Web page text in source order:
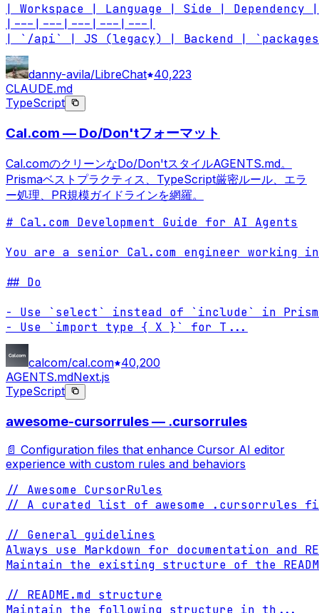
| Workspace | Language | Side | Dependency
|---|---|---|---|---|
| `/api` | JS (legacy) | Backend |
danny-avila/LibreChat 40,223
CLAUDE.md
TypeScript
Cal.com — Do/Don'tフォーマット
Cal.comのクリーンなDo/Don'tスタイルAGENTS.md。
Prismaベストプラクティス、TypeScript厳密ルール、エラ
ー処理、PR規模ガイドラインを網羅。
# Cal.com Development Guide for AI Agents
You are a senior Cal.com engineer
## Do
- Use `select` instead of `include` in
- Use `import type { X }` for T ...
calcom/cal.com 40,200
AGENTS.mdNext.js
TypeScript
awesome-cursorrules — .cursorrules
📄 Configuration files that enhance Cursor AI editor
experience with custom rules and behaviors
// Awesome CursorRules
// A curated list of awesome .cursorrules
// General guidelines
Always use Markdown for documentation and
Maintain the existing structure of the
// README.md structure